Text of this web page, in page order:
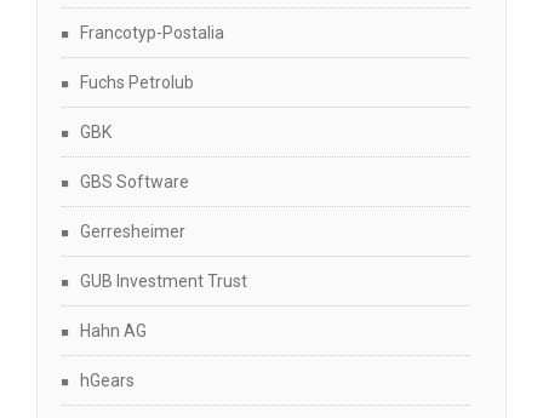
Francotyp-Postalia
Fuchs Petrolub
GBK
GBS Software
Gerresheimer
GUB Investment Trust
Hahn AG
hGears